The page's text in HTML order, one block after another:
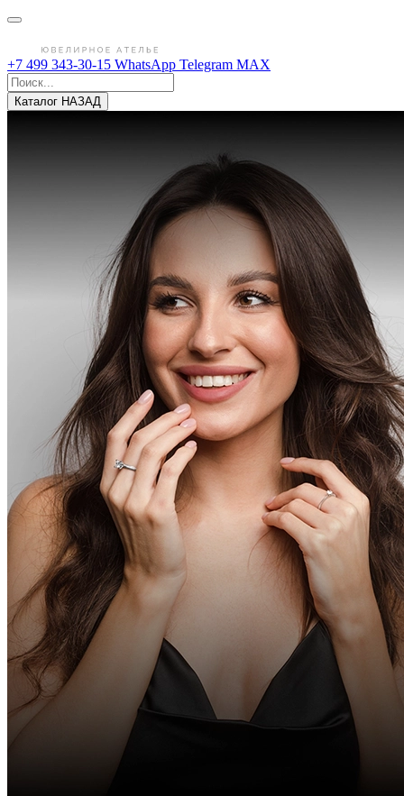
+7 499 343-30-15 WhatsApp Telegram MAX
Каталог НАЗАД